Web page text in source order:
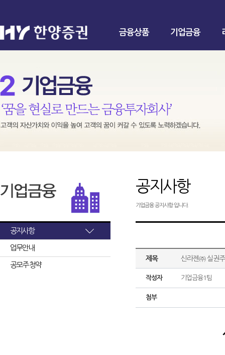
금융상품 기업금융
공지사항
업무안내
공모주 청약
공지사항
기업금융 공지사항 입니다.
제목 신라젠㈜ 실권
작성자 기업금융1팀
첨부